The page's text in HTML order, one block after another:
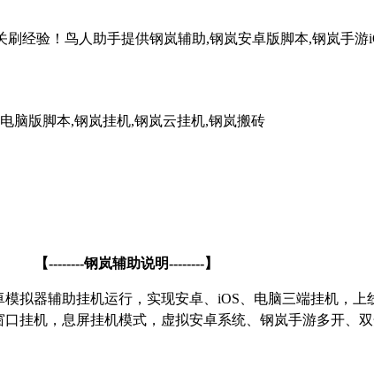
经验！鸟人助手提供钢岚辅助,钢岚安卓版脚本,钢岚手
脑版脚本,钢岚挂机,钢岚云挂机,钢岚搬砖
【--------钢岚辅助说明--------】
拟器辅助挂机运行，实现安卓、 iOS、电脑三端挂机，上
挂机，息屏挂机模式，虚拟安卓系统、钢岚手游多开、